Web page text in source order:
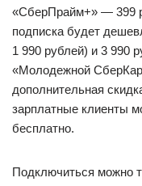
«СберПрайм+» — 399
подписка будет
1 990 рублей) и 3 990
«Молодежной
дополнительная
зарплатные клиенты
бесплатно.
Подключиться можно